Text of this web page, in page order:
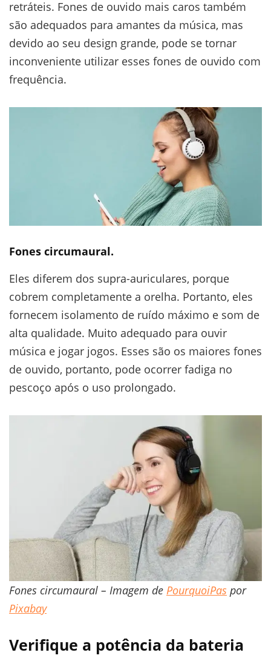
retráteis. Fones de ouvido mais caros também
são adequados para amantes da música, mas
devido ao seu design grande, pode se tornar
inconveniente utilizar esses fones de ouvido com
frequência.
Fones circumaural.
Eles diferem dos supra-auriculares, porque
cobrem completamente a orelha. Portanto, eles
fornecem isolamento de ruído máximo e som de
alta qualidade. Muito adequado para ouvir
música e jogar jogos. Esses são os maiores fones
de ouvido, portanto, pode ocorrer fadiga no
pescoço após o uso prolongado.
Fones circumaural – Imagem de PourquoiPas por
Pixabay
Verifique a potência da bateria